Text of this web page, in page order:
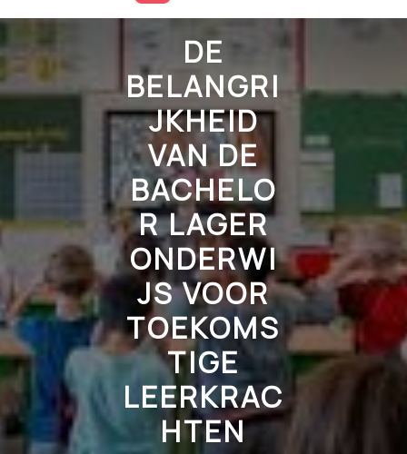
Button
DE
BELANGRI
JKHEID
VAN DE
BACHELO
R LAGER
ONDERWI
JS VOOR
TOEKOMS
TIGE
LEERKRAC
HTEN